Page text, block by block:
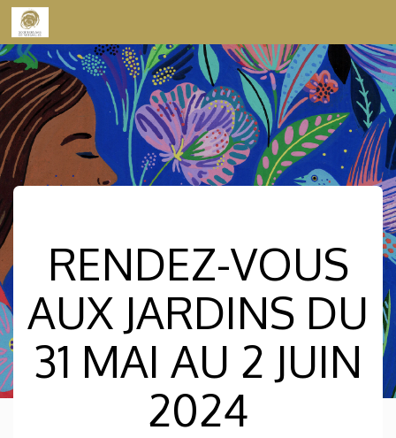
Skip to content
RENDEZ-VOUS
AUX JARDINS DU
31 MAI AU 2 JUIN
2024